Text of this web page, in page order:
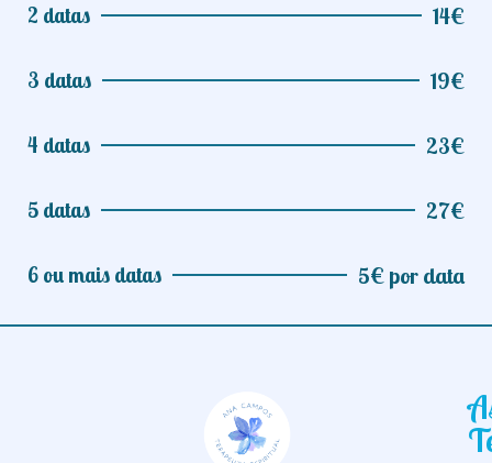
2 datas 14€
3 datas 19€
4 datas 23€
5 datas 27€
6 ou mais datas 5€ por data